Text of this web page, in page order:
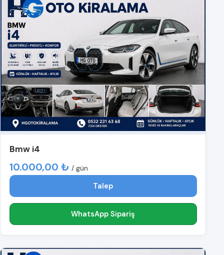
Bmw i4
10.000,00 ₺ / gün
Talep
WhatsApp Sipariş